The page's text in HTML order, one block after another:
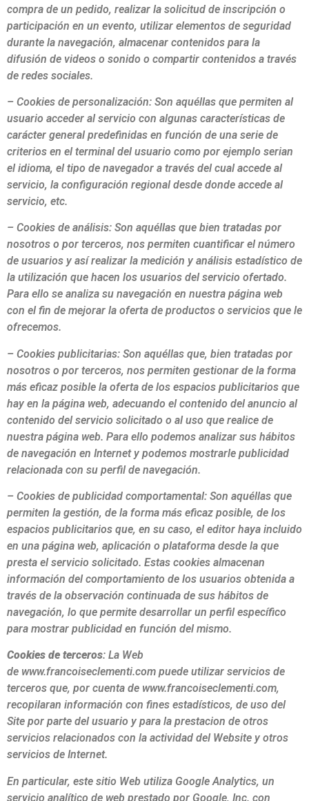
compra de un pedido, realizar la solicitud de inscripción o
participación en un evento, utilizar elementos de seguridad
durante la navegación, almacenar contenidos para la
difusión de videos o sonido o compartir contenidos a través
de redes sociales.
– Cookies de personalización: Son aquéllas que permiten al
usuario acceder al servicio con algunas características de
carácter general predefinidas en función de una serie de
criterios en el terminal del usuario como por ejemplo serian
el idioma, el tipo de navegador a través del cual accede al
servicio, la configuración regional desde donde accede al
servicio, etc.
– Cookies de análisis: Son aquéllas que bien tratadas por
nosotros o por terceros, nos permiten cuantificar el número
de usuarios y así realizar la medición y análisis estadístico de
la utilización que hacen los usuarios del servicio ofertado.
Para ello se analiza su navegación en nuestra página web
con el fin de mejorar la oferta de productos o servicios que le
ofrecemos.
– Cookies publicitarias: Son aquéllas que, bien tratadas por
nosotros o por terceros, nos permiten gestionar de la forma
más eficaz posible la oferta de los espacios publicitarios que
hay en la página web, adecuando el contenido del anuncio al
contenido del servicio solicitado o al uso que realice de
nuestra página web. Para ello podemos analizar sus hábitos
de navegación en Internet y podemos mostrarle publicidad
relacionada con su perfil de navegación.
– Cookies de publicidad comportamental: Son aquéllas que
permiten la gestión, de la forma más eficaz posible, de los
espacios publicitarios que, en su caso, el editor haya incluido
en una página web, aplicación o plataforma desde la que
presta el servicio solicitado. Estas cookies almacenan
información del comportamiento de los usuarios obtenida a
través de la observación continuada de sus hábitos de
navegación, lo que permite desarrollar un perfil específico
para mostrar publicidad en función del mismo.
Cookies de terceros: La Web
de www.francoiseclementi.com puede utilizar servicios de
terceros que, por cuenta de www.francoiseclementi.com,
recopilaran información con fines estadísticos, de uso del
Site por parte del usuario y para la prestacion de otros
servicios relacionados con la actividad del Website y otros
servicios de Internet.
En particular, este sitio Web utiliza Google Analytics, un
servicio analítico de web prestado por Google, Inc. con